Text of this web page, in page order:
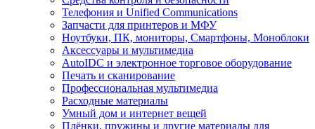
Телефония и Unified Communications
Запчасти для принтеров и МФУ
Ноутбуки, ПК, мониторы, Смартфоны, Моноблоки
Аксессуары и мультимедиа
AutoIDC и электронное торговое оборудование
Печать и сканирование
Профессиональная мультимедиа
Расходные материалы
Умный дом и интернет вещей
Плёнки, пружины и другие материалы для